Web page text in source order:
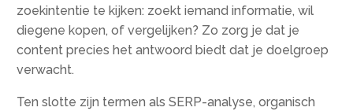
zoekintentie te kijken: zoekt iemand informatie, wil
diegene kopen, of vergelijken? Zo zorg je dat je
content precies het antwoord biedt dat je doelgroep
verwacht.
Ten slotte zijn termen als SERP-analyse, organisch